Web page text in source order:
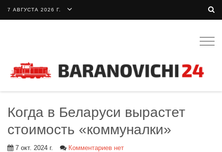
7 АВГУСТА 2026 Г.
Когда в Беларуси вырастет
стоимость «коммуналки»
7 окт. 2024 г. Комментариев нет